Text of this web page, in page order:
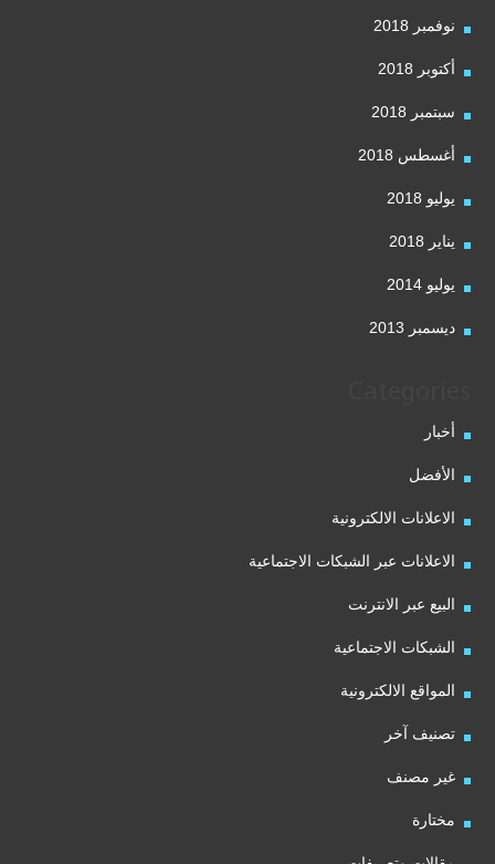
نوفمبر 2018
أكتوبر 2018
سبتمبر 2018
أغسطس 2018
يوليو 2018
يناير 2018
يوليو 2014
ديسمبر 2013
أخبار
الأفضل
الاعلانات الالكترونية
الاعلانات عبر الشبكات الاجتماعية
البيع عبر الانترنت
الشبكات الاجتماعية
المواقع الالكترونية
تصنيف آخر
غير مصنف
مختارة